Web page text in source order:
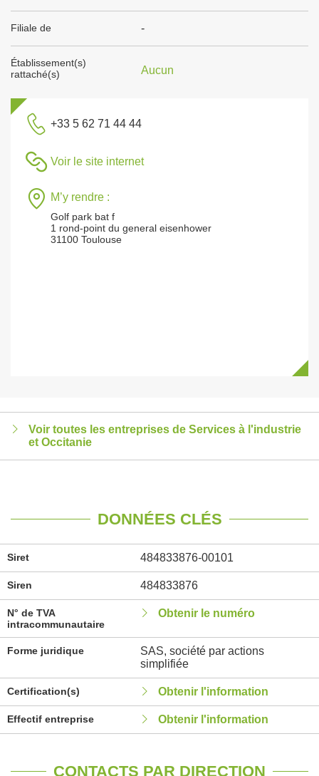
Filiale de -
Établissement(s)
rattaché(s)
Aucun
+33 5 62 71 44 44
Voir le site internet
M’y rendre :
Golf park bat f
1 rond-point du general eisenhower
31100 Toulouse
Voir toutes les entreprises de Services à l'industrie
et Occitanie
DONNÉES CLÉS
Siret 484833876-00101
Siren 484833876
N° de TVA
intracommunautaire
Obtenir le numéro
Forme juridique
SAS, société par actions
simplifiée
Certification(s) Obtenir l'information
Effectif entreprise Obtenir l'information
CONTACTS PAR DIRECTION